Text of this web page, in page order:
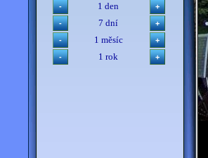
1 den
7 dní
1 měsíc
1 rok